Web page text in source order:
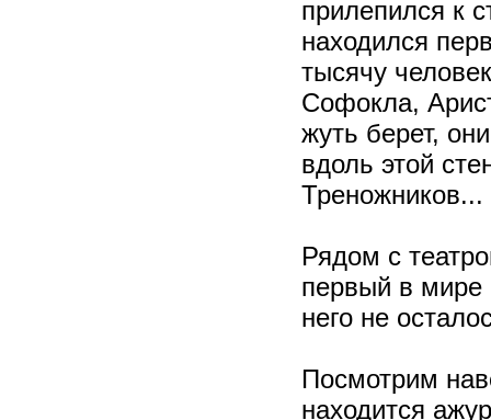
прилепился к
находился
тысячу
Софокла,
жуть берет,
вдоль этой
Рядом с
первый в мире
него не
Посмотрим
находится